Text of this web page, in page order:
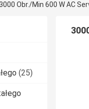
Obr./min 600 W AC
(25)